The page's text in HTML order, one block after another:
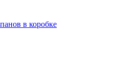
в коробке